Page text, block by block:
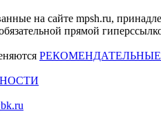
на сайте mpsh.ru,
прямой